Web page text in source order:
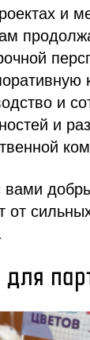
и
и
и
от